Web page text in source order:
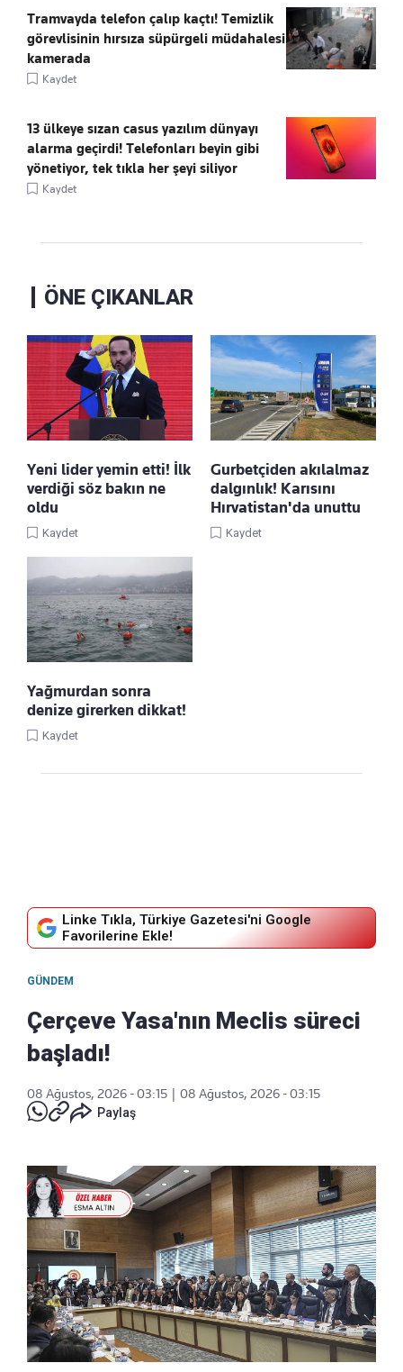
Tramvayda telefon çalıp kaçtı! Temizlik
görevlisinin hırsıza süpürgeli müdahalesi
kamerada
Kaydet
13 ülkeye sızan casus yazılım dünyayı
alarma geçirdi! Telefonları beyin gibi
yönetiyor, tek tıkla her şeyi siliyor
Kaydet
ÖNE ÇIKANLAR
Yeni lider yemin etti! İlk
verdiği söz bakın ne
oldu
Kaydet
Gurbetçiden akılalmaz
dalgınlık! Karısını
Hırvatistan'da unuttu
Kaydet
Yağmurdan sonra
denize girerken dikkat!
Kaydet
Linke Tıkla, Türkiye Gazetesi'ni Google
Favorilerine Ekle!
GÜNDEM
Çerçeve Yasa'nın Meclis süreci
başladı!
08 Ağustos, 2026 - 03:15
08 Ağustos, 2026 - 03:15
Paylaş